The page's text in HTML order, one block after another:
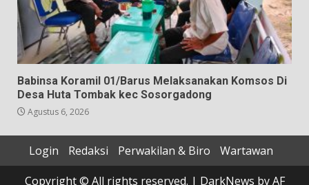
Babinsa Koramil 01/Barus Melaksanakan Komsos Di
Desa Huta Tombak kec Sosorgadong
Agustus 6, 2026
Login Redaksi Perwakilan & Biro
Wartawan
Copyright © All rights reserved. | DarkNews by AF